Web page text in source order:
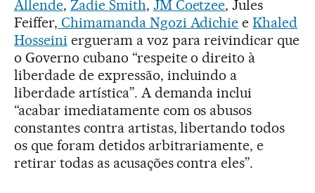
Allende, Zadie Smith, JM Coetzee, Jules
Feiffer, Chimamanda Ngozi Adichie eKhaled
Hosseini ergueram a voz para reivindicar que
o Governo cubano “respeite o direito à
liberdade de expressão, incluindo a
liberdade artística”. A demanda inclui
“acabar imediatamente com os abusos
constantes contra artistas, libertando todos
os que foram detidos arbitrariamente, e
retirar todas as acusações contra eles”.